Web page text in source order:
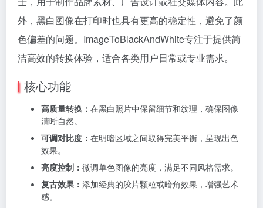
外，黑白图像在打印时也具有更高的稳定性，避免了颜
色偏差的问题。ImageToBlackAndWhite专注于提供简
洁高效的转换体验，适合各类用户日常或专业需求。
核心功能
高质量转换： 在黑白照片中保留细节和纹理，确保图像
清晰自然。
可调对比度： 在明暗区域之间取得完美平衡，呈现出色
效果。
亮度控制： 微调单色图像的亮度，满足不同风格需求。
复古效果： 添加经典的胶片颗粒或暗角效果，增强艺术
感。